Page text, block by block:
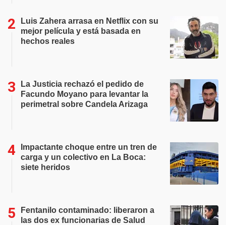
Luis Zahera arrasa en Netflix con su
mejor película y está basada en
hechos reales
La Justicia rechazó el pedido de
Facundo Moyano para levantar la
perimetral sobre Candela Arizaga
Impactante choque entre un tren de
carga y un colectivo en La Boca:
siete heridos
Fentanilo contaminado: liberaron a
las dos ex funcionarias de Salud